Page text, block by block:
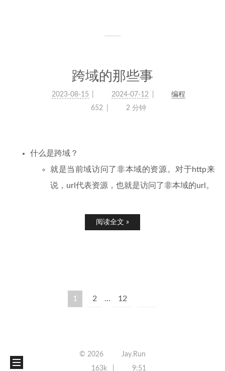
跨域的那些事
2023-08-15 2024-07-12
编程
652
2 分钟
什么是跨域？
就是当前域访问了非本域的资源。对于http来
说，url代表资源，也就是访问了非本域的url。
阅读全文 »
1 2 … 12
©2026
Jay.Run
163k
9:51